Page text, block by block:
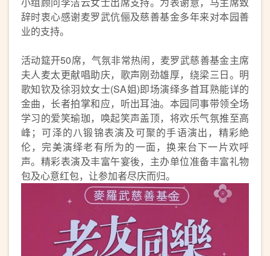
辞时衷心感谢麦罗武伉俪及慈善基金多年来对本园善
业的支持。
活动筵开50席，气氛非常热闹，麦罗武慈善基金主席
夫人麦太更献唱助庆，歌声刚劲雄厚，绕梁三日。明
歌知钦及徐羽妏女士(SA姐)即场演绎多首耳熟能详的
金曲，长者拍掌和应，听出耳油。本园同事带领全场
学习的爱笑瑜珈，唤起笑声盖顶，将欢乐气氛推至高
峰；可泽的八锻锦表演及可聚的手语演出，精彩絶
伦，完美演绎老有所为的一面，换来台下一片欢呼
声。精彩表演及丰富午宴後，主办单位准备丰富礼物
包及心意红包，让参加者尽庆而归。